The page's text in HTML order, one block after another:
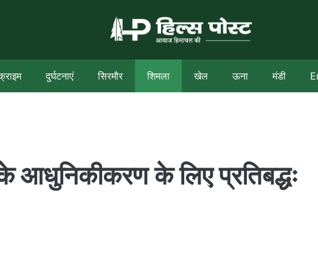
दुर्घटनाएं सिरमौर शिमला खेल ऊना मंडी
आधुनिकीकरण के लिए प्रतिबद्धः